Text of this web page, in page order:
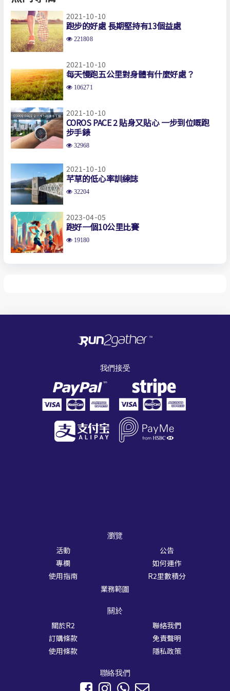
2021-10-10
跑步的好處 長期堅持有13個益處
221808
2021-10-10
每天慢跑五公里對身體有什麼好處？
106271
2021-10-10
COROS PACE 2 貼身又貼心 一步到位嘅跑
步手錶
32968
2021-10-10
芊草的低心率訓練誌
32204
2023-04-05
跑好一個10公里比賽
19180
我們接受
瀏覽
活動
公告
專欄
如何運作
使用指南
R2里數積分
業務範圍
關於
關於R2
聯絡我們
訂購條款
免責聲明
使用條款
隱私政策
聯絡我們